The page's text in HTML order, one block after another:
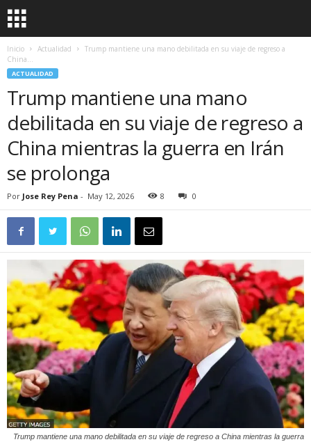
Inicio Actualidad
Trump mantiene una mano debilitada en su viaje de regreso a
China...
ACTUALIDAD
Trump mantiene una mano
debilitada en su viaje de regreso a
China mientras la guerra en Irán
se prolonga
Por Jose Rey Pena - May 12, 2026 8 0
Trump mantiene una mano debilitada en su viaje de regreso a China mientras la guerra